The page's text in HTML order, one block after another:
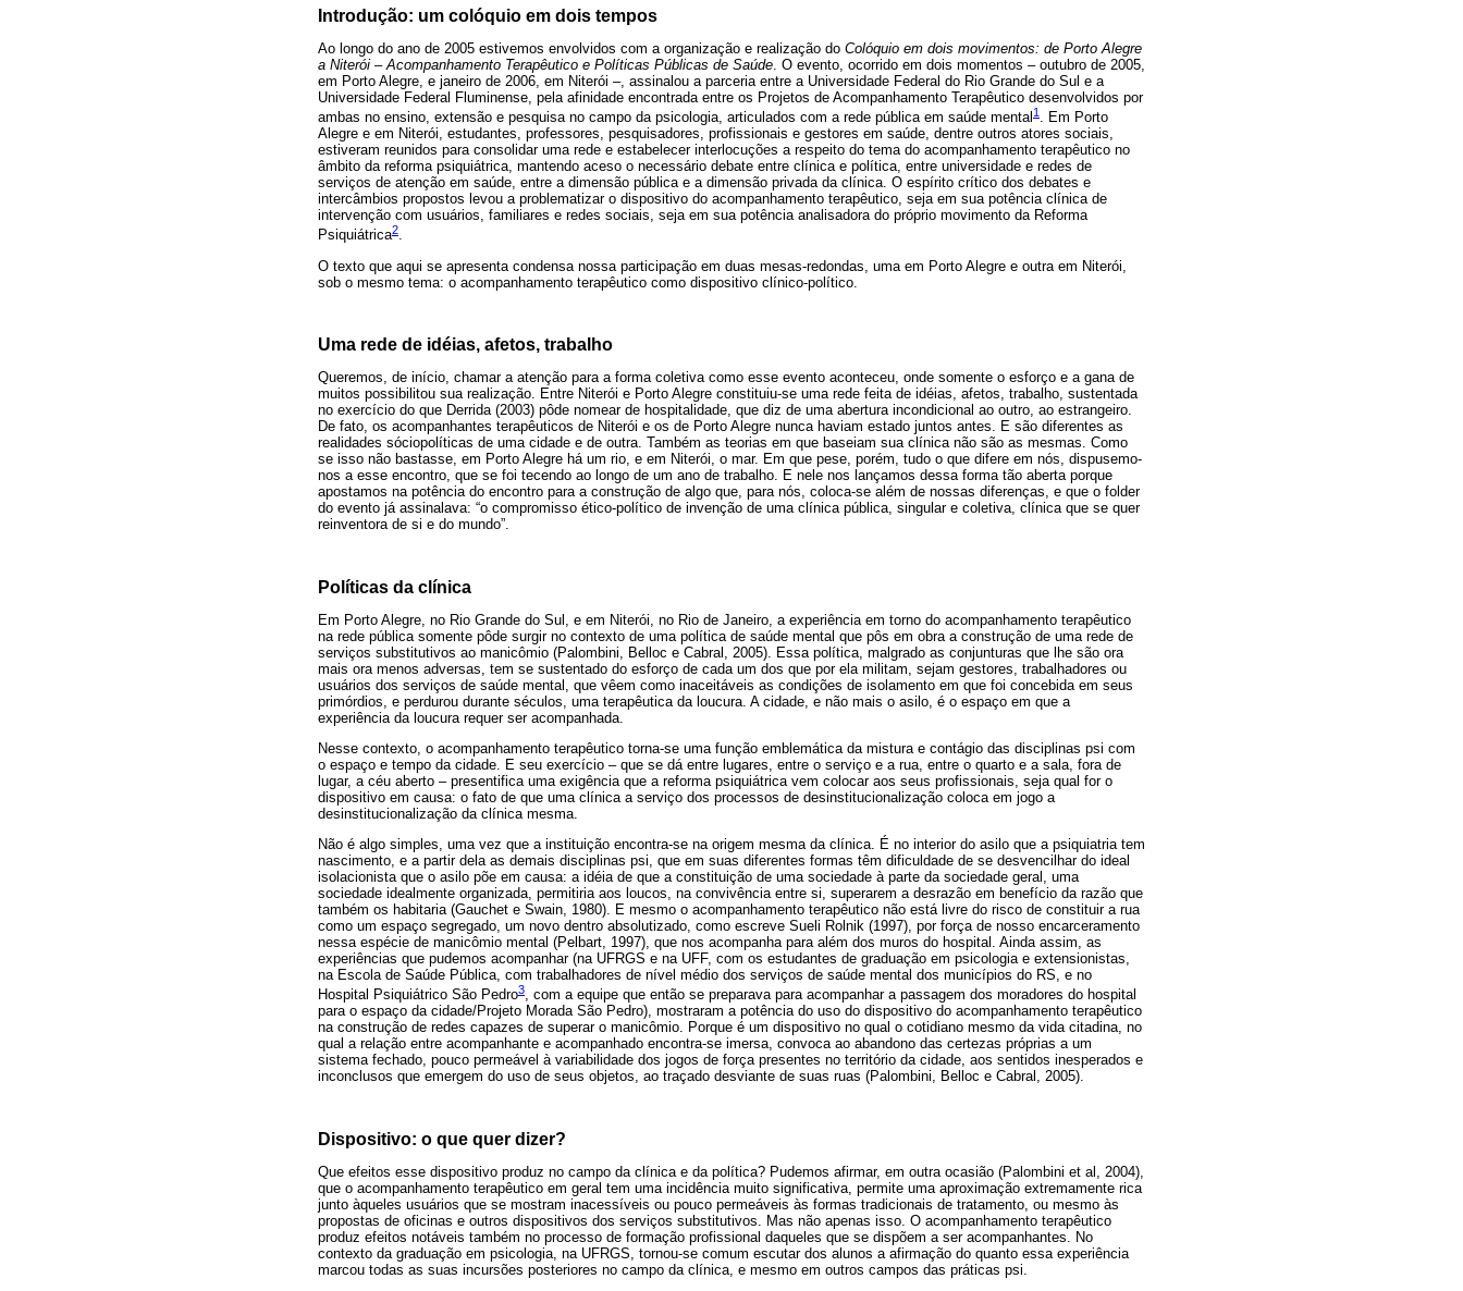
Introdução: um colóquio em dois tempos
Ao longo do ano de 2005 estivemos envolvidos com a organização e realização do Colóquio em dois movimentos: de Porto Alegre
a Niterói – Acompanhamento Terapêutico e Políticas Públicas de Saúde . O evento, ocorrido em dois momentos – outubro de 2005,
em Porto Alegre, e janeiro de 2006, em Niterói –, assinalou a parceria entre a Universidade Federal do Rio Grande do Sul e a
Universidade Federal Fluminense, pela afinidade encontrada entre os Projetos de Acompanhamento Terapêutico desenvolvidos por
ambas no ensino, extensão e pesquisa no campo da psicologia, articulados com a rede pública em saúde mental 1 . Em Porto
Alegre e em Niterói, estudantes, professores, pesquisadores, profissionais e gestores em saúde, dentre outros atores sociais,
estiveram reunidos para consolidar uma rede e estabelecer interlocuções a respeito do tema do acompanhamento terapêutico no
âmbito da reforma psiquiátrica, mantendo aceso o necessário debate entre clínica e política, entre universidade e redes de
serviços de atenção em saúde, entre a dimensão pública e a dimensão privada da clínica. O espírito crítico dos debates e
intercâmbios propostos levou a problematizar o dispositivo do acompanhamento terapêutico, seja em sua potência clínica de
intervenção com usuários, familiares e redes sociais, seja em sua potência analisadora do próprio movimento da Reforma
Psiquiátrica2.
O texto que aqui se apresenta condensa nossa participação em duas mesas-redondas, uma em Porto Alegre e outra em Niterói,
sob o mesmo tema: o acompanhamento terapêutico como dispositivo clínico-político.
Uma rede de idéias, afetos, trabalho
Queremos, de início, chamar a atenção para a forma coletiva como esse evento aconteceu, onde somente o esforço e a gana de
muitos possibilitou sua realização. Entre Niterói e Porto Alegre constituiu-se uma rede feita de idéias, afetos, trabalho, sustentada
no exercício do que Derrida (2003) pôde nomear de hospitalidade, que diz de uma abertura incondicional ao outro, ao estrangeiro.
De fato, os acompanhantes terapêuticos de Niterói e os de Porto Alegre nunca haviam estado juntos antes. E são diferentes as
realidades sóciopolíticas de uma cidade e de outra. Também as teorias em que baseiam sua clínica não são as mesmas. Como
se isso não bastasse, em Porto Alegre há um rio, e em Niterói, o mar. Em que pese, porém, tudo o que difere em nós, dispusemo-
nos a esse encontro, que se foi tecendo ao longo de um ano de trabalho. E nele nos lançamos dessa forma tão aberta porque
apostamos na potência do encontro para a construção de algo que, para nós, coloca-se além de nossas diferenças, e que o folder
do evento já assinalava: “o compromisso ético-político de invenção de uma clínica pública, singular e coletiva, clínica que se quer
reinventora de si e do mundo”.
Políticas da clínica
Em Porto Alegre, no Rio Grande do Sul, e em Niterói, no Rio de Janeiro, a experiência em torno do acompanhamento terapêutico
na rede pública somente pôde surgir no contexto de uma política de saúde mental que pôs em obra a construção de uma rede de
serviços substitutivos ao manicômio (Palombini, Belloc e Cabral, 2005). Essa política, malgrado as conjunturas que lhe são ora
mais ora menos adversas, tem se sustentado do esforço de cada um dos que por ela militam, sejam gestores, trabalhadores ou
usuários dos serviços de saúde mental, que vêem como inaceitáveis as condições de isolamento em que foi concebida em seus
primórdios, e perdurou durante séculos, uma terapêutica da loucura. A cidade, e não mais o asilo, é o espaço em que a
experiência da loucura requer ser acompanhada.
Nesse contexto, o acompanhamento terapêutico torna-se uma função emblemática da mistura e contágio das disciplinas psi com
o espaço e tempo da cidade. E seu exercício – que se dá entre lugares, entre o serviço e a rua, entre o quarto e a sala, fora de
lugar, a céu aberto – presentifica uma exigência que a reforma psiquiátrica vem colocar aos seus profissionais, seja qual for o
dispositivo em causa: o fato de que uma clínica a serviço dos processos de desinstitucionalização coloca em jogo a
desinstitucionalização da clínica mesma.
Não é algo simples, uma vez que a instituição encontra-se na origem mesma da clínica. É no interior do asilo que a psiquiatria tem
nascimento, e a partir dela as demais disciplinas psi, que em suas diferentes formas têm dificuldade de se desvencilhar do ideal
isolacionista que o asilo põe em causa: a idéia de que a constituição de uma sociedade à parte da sociedade geral, uma
sociedade idealmente organizada, permitiria aos loucos, na convivência entre si, superarem a desrazão em benefício da razão que
também os habitaria (Gauchet e Swain, 1980). E mesmo o acompanhamento terapêutico não está livre do risco de constituir a rua
como um espaço segregado, um novo dentro absolutizado, como escreve Sueli Rolnik (1997), por força de nosso encarceramento
nessa espécie de manicômio mental (Pelbart, 1997), que nos acompanha para além dos muros do hospital. Ainda assim, as
experiências que pudemos acompanhar (na UFRGS e na UFF, com os estudantes de graduação em psicologia e extensionistas,
na Escola de Saúde Pública, com trabalhadores de nível médio dos serviços de saúde mental dos municípios do RS, e no
Hospital Psiquiátrico São Pedro3, com a equipe que então se preparava para acompanhar a passagem dos moradores do hospital
para o espaço da cidade/Projeto Morada São Pedro), mostraram a potência do uso do dispositivo do acompanhamento terapêutico
na construção de redes capazes de superar o manicômio. Porque é um dispositivo no qual o cotidiano mesmo da vida citadina, no
qual a relação entre acompanhante e acompanhado encontra-se imersa, convoca ao abandono das certezas próprias a um
sistema fechado, pouco permeável à variabilidade dos jogos de força presentes no território da cidade, aos sentidos inesperados e
inconclusos que emergem do uso de seus objetos, ao traçado desviante de suas ruas (Palombini, Belloc e Cabral, 2005).
Dispositivo: o que quer dizer?
Que efeitos esse dispositivo produz no campo da clínica e da política? Pudemos afirmar, em outra ocasião (Palombini et al, 2004),
que o acompanhamento terapêutico em geral tem uma incidência muito significativa, permite uma aproximação extremamente rica
junto àqueles usuários que se mostram inacessíveis ou pouco permeáveis às formas tradicionais de tratamento, ou mesmo às
propostas de oficinas e outros dispositivos dos serviços substitutivos. Mas não apenas isso. O acompanhamento terapêutico
produz efeitos notáveis também no processo de formação profissional daqueles que se dispõem a ser acompanhantes. No
contexto da graduação em psicologia, na UFRGS, tornou-se comum escutar dos alunos a afirmação do quanto essa experiência
marcou todas as suas incursões posteriores no campo da clínica, e mesmo em outros campos das práticas psi.